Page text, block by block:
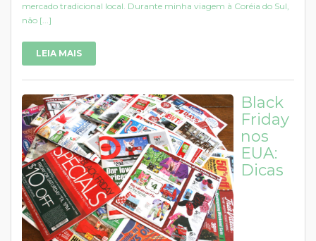
mercado tradicional local. Durante minha viagem à Coréia do Sul,
não [...]
LEIA MAIS
Black
Friday
nos
EUA:
Dicas